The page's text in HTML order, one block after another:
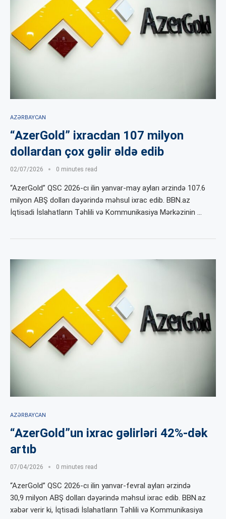
AZƏRBAYCAN
“AzerGold” ixracdan 107 milyon
dollardan çox gəlir əldə edib
02/07/2026 0 minutes read
“AzerGold” QSC 2026-cı ilin yanvar-may ayları ərzində 107.6
milyon ABŞ dolları dəyərində məhsul ixrac edib. BBN.az
İqtisadi İslahatların Təhlili və Kommunikasiya Mərkəzinin …
AZƏRBAYCAN
“AzerGold”un ixrac gəlirləri 42%-dək
artıb
07/04/2026 0 minutes read
“AzerGold” QSC 2026-cı ilin yanvar-fevral ayları ərzində
30,9 milyon ABŞ dolları dəyərində məhsul ixrac edib. BBN.az
xəbər verir ki, İqtisadi İslahatların Təhlili və Kommunikasiya